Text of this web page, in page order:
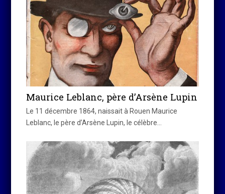
Maurice Leblanc, père d’Arsène Lupin
Le 11 décembre 1864, naissait à Rouen Maurice
Leblanc, le père d’Arsène Lupin, le célèbre…